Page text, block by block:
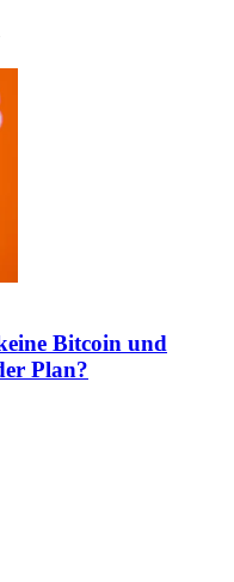
Bitcoin und
Plan?